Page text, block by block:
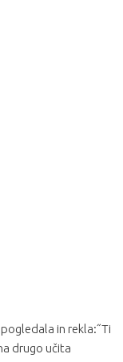
in rekla:˝Ti
drugo učita